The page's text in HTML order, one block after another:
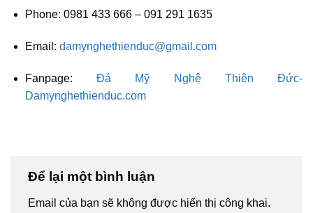
Phone: 0981 433 666 – 091 291 1635
Email: damynghethienduc@gmail.com
Fanpage:Đá Mỹ Nghệ Thiên Đức-
Damynghethienduc.com
Để lại một bình luận
Email của bạn sẽ không được hiển thị công khai.